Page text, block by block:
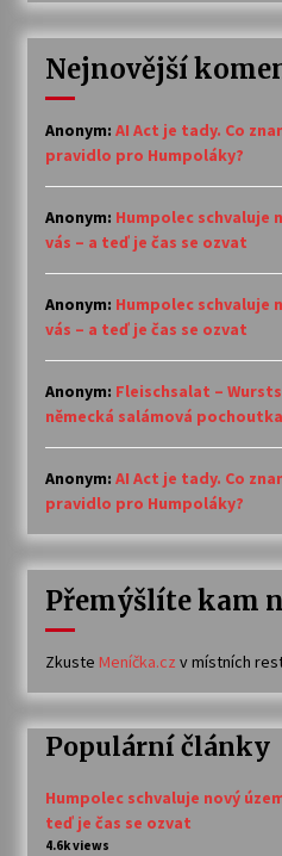
Nejnovější
Anonym: AI Act je tady. Co
pravidlo pro Humpoláky?
Anonym: Humpolec schvaluje
vás – a teď je čas se ozvat
Anonym: Humpolec schvaluje
vás – a teď je čas se ozvat
Anonym: Fleischsalat –
německá salámová pochoutka
Anonym: AI Act je tady. Co
pravidlo pro Humpoláky?
Přemýšlíte kam
Zkuste Meníčka.cz v místních
Populární články
Humpolec schvaluje nový
teď je čas se ozvat
4.6k views